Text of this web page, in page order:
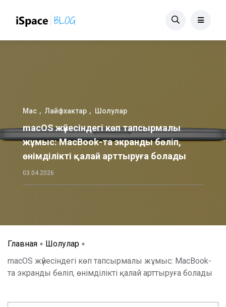
Mac Лайфхактар Шолулар
macOS жүйесіндегі көп тапсырмалы
жұмыс: MacBook-та экранды бөліп,
өнімділікті қалай арттыруға болады
03.04.2026
Главная
Шолулар
macOS жүйесіндегі көп тапсырмалы жұмыс: MacBook-
та экранды бөліп, өнімділікті қалай арттыруға болады